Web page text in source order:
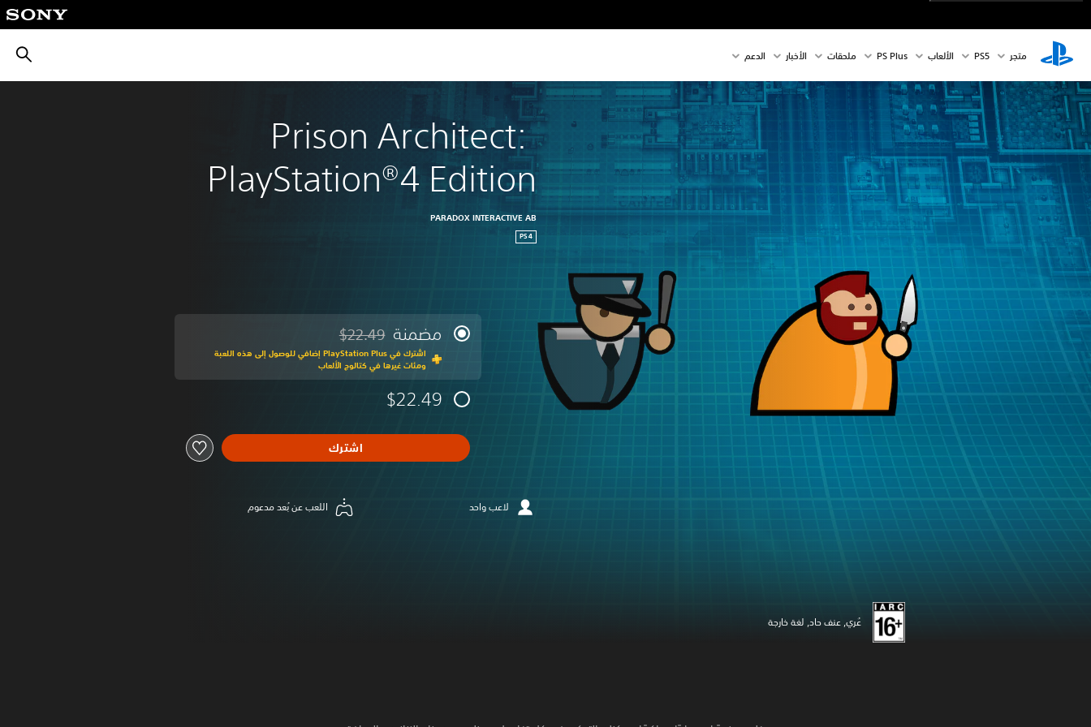
متجر PS5‏ الألعاب PS Plus ملحقات الأخبار الدعم
Prison Architect:
PlayStation®4 Edition
PARADOX INTERACTIVE AB
PS4
مضمنة مخصوم من السعر الأصلي البالغ $22.49‏
$22.49
اشترك في PlayStation Plus إضافي للوصول إلى هذه اللعبة
ومئات غيرها في كتالوج الألعاب
$22.49
اشترك
لاعب واحد اللعب عن بُعد مدعوم
عُري, عنف حاد, لغة خارجة